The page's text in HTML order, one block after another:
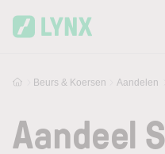
Beurs & Koersen Aandelen
Aandeel